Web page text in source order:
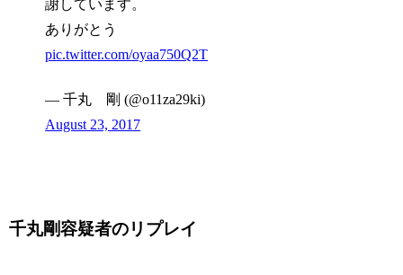
謝しています。
ありがとう
pic.twitter.com/oyaa750Q2T
— 千丸 剛 (@o11za29ki)
August 23, 2017
千丸剛容疑者のリプレイ